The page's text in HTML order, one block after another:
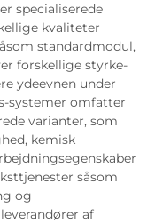
specialiserede
kvaliteter
standardmodul,
forskellige styrke-
ydeevnen under
systemer omfatter
varianter, som
kemisk
såsom
og
af